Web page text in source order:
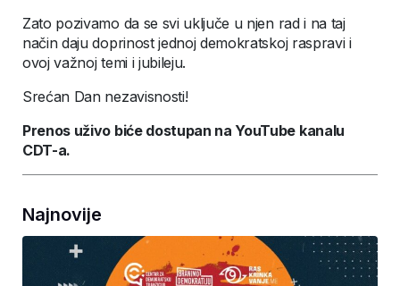
Zato pozivamo da se svi uključe u njen rad i na taj
način daju doprinost jednoj demokratskoj raspravi i
ovoj važnoj temi i jubileju.
Srećan Dan nezavisnosti!
Prenos uživo biće dostupan na YouTube kanalu
CDT-a.
Najnovije